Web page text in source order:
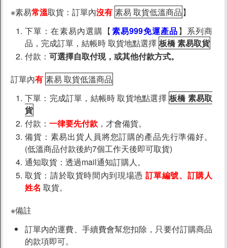
※素易常溫取貨：訂單內沒有 素易 取貨低溫商品】
下單：在素易內選購【素易999免運產品】系列商
品，完成訂單，結帳時 取貨地點選擇 板橋 素易取貨
付款： 可選擇自取付現，或其他付款方式。
訂單內有 素易 取貨低溫商品
下單：完成訂單，結帳時 取貨地點選擇 板橋 素易取
貨
付款： 一律要先付款 ，才會備貨。
備貨：素易出貨人員將您訂購的產品先行準備好。
(低溫商品付款後約7個工作天後即可取貨)
通知取貨：透過mail通知訂購人。
取貨：請於取貨時間內到現場憑 訂單編號、訂購人
姓名 取貨。
※備註
訂單內的運費、手續費會幫您扣除，只要付訂購商品
的款項即可。